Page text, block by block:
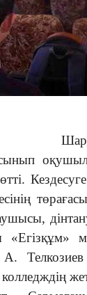
сынып
өтті.
«Егізқұм»
А.